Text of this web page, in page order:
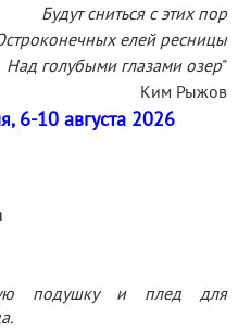
Будут сниться с этих пор
елей ресницы
Над голубыми глазами озер"
Ким Рыжов
6-10 августа 2026
подушку и плед для